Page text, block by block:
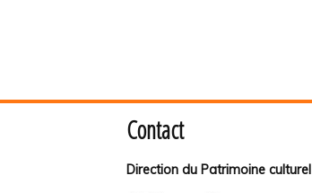
Contact
Direction du Patrimoine culturel